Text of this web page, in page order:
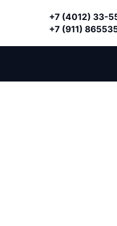
+7 (4012) 33-
+7 (911)